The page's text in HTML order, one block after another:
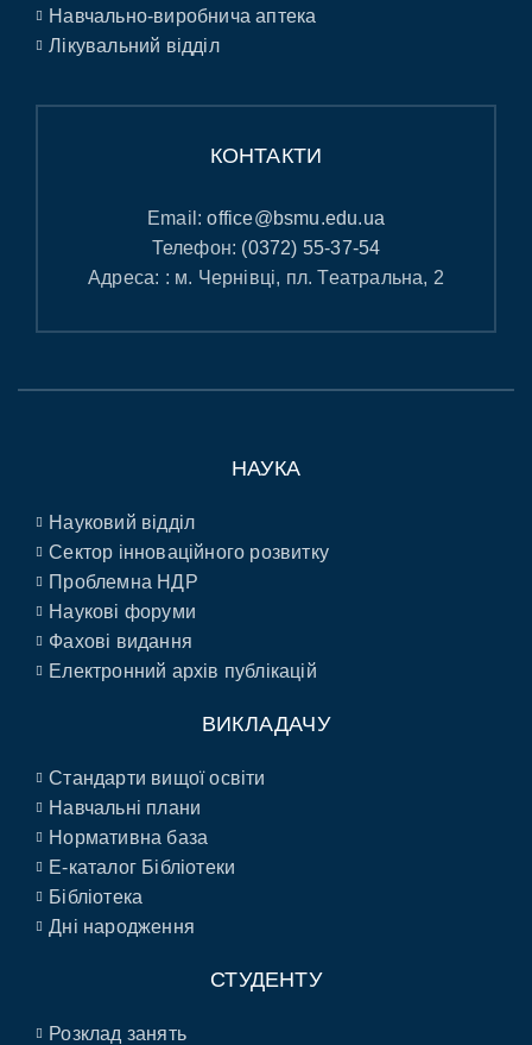
Навчально-виробнича аптека
Лікувальний відділ
КОНТАКТИ
Email:office@bsmu.edu.ua
Телефон: (0372) 55-37-54
Адреса: : м. Чернівці, пл. Театральна, 2
НАУКА
Науковий відділ
Сектор інноваційного розвитку
Проблемна НДР
Наукові форуми
Фахові видання
Електронний архів публікацій
ВИКЛАДАЧУ
Стандарти вищої освіти
Навчальні плани
Нормативна база
E-каталог Бібліотеки
Бібліотека
Дні народження
СТУДЕНТУ
Розклад занять